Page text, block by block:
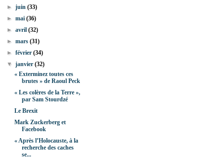
►juin(33)
►mai(36)
►avril(32)
►mars(31)
►février(34)
▼janvier(32)
« Exterminez toutes ces
brutes » de Raoul Peck
« Les colères de la Terre »,
par Sam Stourdzé
Le Brexit
Mark Zuckerberg et
Facebook
« Après l’Holocauste, à la
recherche des caches
se...